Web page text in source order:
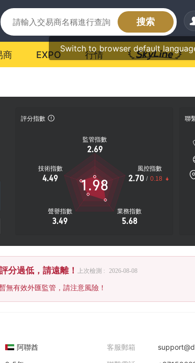
搜索
Switch to browser default
商 EXPO 行情
評分指數
監管指數
2.69
技術指數
4.49
聲譽指數
3.49
業務指數
5.68
風控指數
2.70 / 0.18
1.98
聯
分過低，請遠離！ 上次檢測 : 2026-08-08
無有效外匯監管，請注意風險！
阿聯酋
客服郵箱